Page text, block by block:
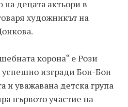
на децата актьори в
художникът на
корона“ е Рози
успешно изгради Бон-Бон
и уважавана детска група
първото участие на